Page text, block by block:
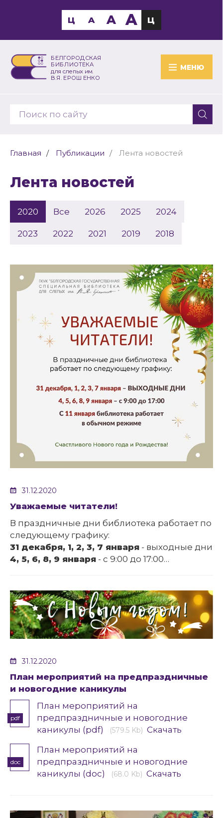
БЕЛГОРОДСКАЯ
БИБЛИОТЕКА
для слепых им.
В.Я. ЕРОШЕНКО
МЕНЮ
Ц A A A Ц
Главная Публикации Лента новостей
Лента новостей
Все 2026 2025 2024
2023 2022 2021
2020
2019 2018
31.12.2020
Уважаемые читатели!
В праздничные дни библиотека работает по
следующему графику:
31 декабря, 1, 2, 3, 7 января - выходные дни
4, 5, 6, 8, 9 января - с 9:00 до 17:00
31.12.2020
План мероприятий на предпраздничные
и новогодние каникулы
pdf
План мероприятий на
предпраздничные и новогодние
каникулы (pdf)
(579.5 Kb) Скачать
doc
План мероприятий на
предпраздничные и новогодние
каникулы (doc)
(68.0 Kb) Скачать